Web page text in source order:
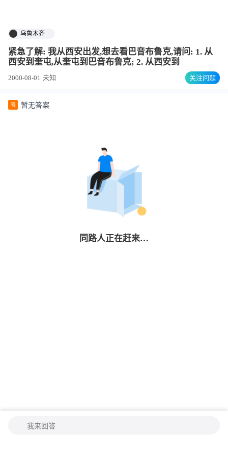
乌鲁木齐
紧急了解: 我从西安出发,想去看巴音布鲁克,请问: 1. 从
西安到奎屯,从奎屯到巴音布鲁克; 2. 从西安到
2000-08-01 未知 关注问题
答 暂无答案
同路人正在赶来…